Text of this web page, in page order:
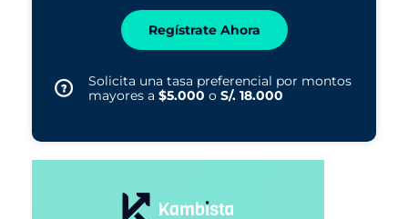
Regístrate Ahora
Solicita una tasa preferencial por montos
mayores a $5.000 o S/. 18.000